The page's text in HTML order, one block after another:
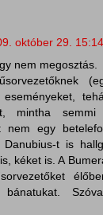
október 29. 15:14
nem megosztás.
eseményeket,
mintha
nem egy
t is
kéket is. A
bánatukat.